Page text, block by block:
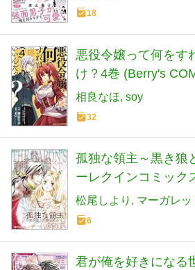
18
悪役令嬢って何をす
け？4巻 (Berry's
相良なほ soy
32
孤独な領主～黒き狼
ーレクインコミック
松尾しより マーガレ
6
君が俺を好きになる